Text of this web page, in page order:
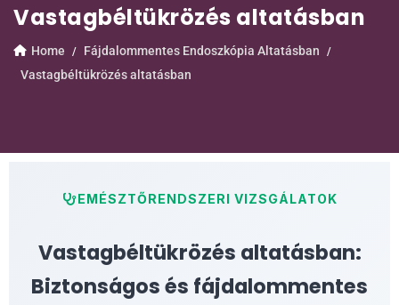
Vastagbéltükrözés altatásban
Home
Fájdalommentes Endoszkópia Altatásban
Vastagbéltükrözés altatásban
EMÉSZTŐRENDSZERI VIZSGÁLATOK
Vastagbéltükrözés altatásban:
Biztonságos és fájdalommentes